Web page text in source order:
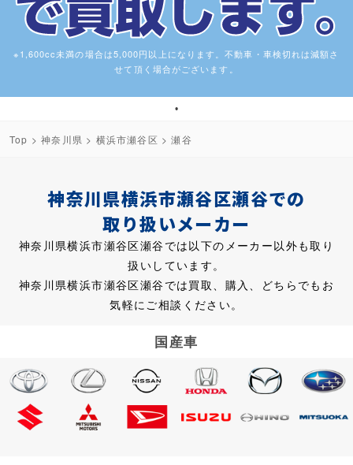
※1,600cc未満の場合は5,000円以上になります。不動車・車検切れは減額さ
せて頂く場合がございます。
1
Top >神奈川県 > 横浜市瀬谷区 > 瀬谷
神奈川県横浜市瀬谷区瀬谷での
取り扱いメーカー
神奈川県横浜市瀬谷区瀬谷では以下のメーカー以外も取り
扱いしています。
神奈川県横浜市瀬谷区瀬谷では買取、購入、どちらでもお
気軽にご相談ください。
国産車